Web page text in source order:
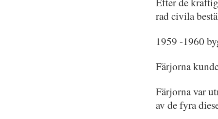
rad civila
1959 -1960
Färjorna
Färjorna var
av de fyra